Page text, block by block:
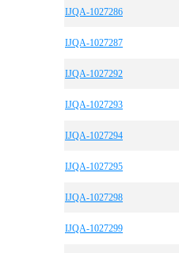
IJQA-1027286
IJQA-1027287
IJQA-1027292
IJQA-1027293
IJQA-1027294
IJQA-1027295
IJQA-1027298
IJQA-1027299